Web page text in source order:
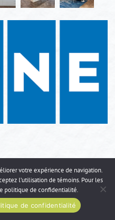
votre expérience de navigation.
l’utilisation de témoins. Pour les
politique de confidentialité.
de confidentialité